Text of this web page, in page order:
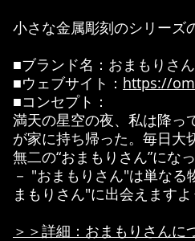
小さな金属彫刻のシリーズ
■ブランド名：おまもりさ
■ウェブサイト： https://
■コンセプト：
満天の星空の夜、私は降っ
が家に持ち帰った。毎日大
無二の“おまもりさん”になっ
－ "おまもりさん"は単な
まもりさん"に出会えますよ
＞＞詳細：おまもりさんに